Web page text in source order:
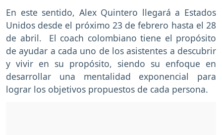
En este sentido, Alex Quintero llegará a Estados
Unidos desde el próximo 23 de febrero hasta el 28
de abril. El coach colombiano tiene el propósito
de ayudar a cada uno de los asistentes a descubrir
y vivir en su propósito, siendo su enfoque en
desarrollar una mentalidad exponencial para
lograr los objetivos propuestos de cada persona.